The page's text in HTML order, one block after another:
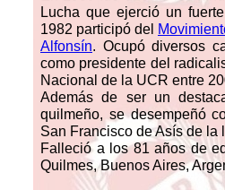
Lucha que ejerció un
1982 participó del
Alfonsín. Ocupó diversos
como presidente del
Nacional de la UCR entre
Además de ser un
quilmeño, se desempeñó
San Francisco de Asís de
Falleció a los 81 años de
Quilmes, Buenos Aires,